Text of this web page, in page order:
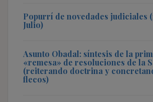
Popurrí de novedades judiciales
Julio)
Asunto Obadal: síntesis de la
«remesa» de resoluciones de la
(reiterando doctrina y
flecos)